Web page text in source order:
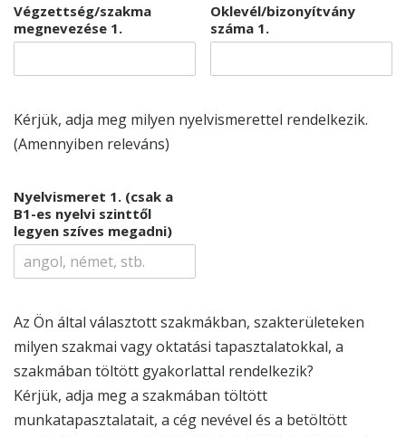
Végzettség/szakma
megnevezése 1.
Oklevél/bizonyítvány
száma 1.
Kérjük, adja meg milyen nyelvismerettel rendelkezik.
(Amennyiben releváns)
Nyelvismeret 1. (csak a
B1-es nyelvi szinttől
legyen szíves megadni)
Az Ön által választott szakmákban, szakterületeken
milyen szakmai vagy oktatási tapasztalatokkal, a
szakmában töltött gyakorlattal rendelkezik?
Kérjük, adja meg a szakmában töltött
munkatapasztalatait, a cég nevével és a betöltött